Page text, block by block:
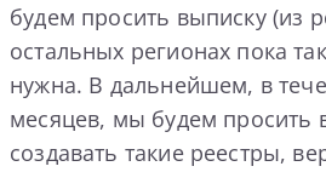
будем просить выписку (из
остальных регионах пока
нужна. В дальнейшем, в
месяцев, мы будем просить
создавать такие реестры,